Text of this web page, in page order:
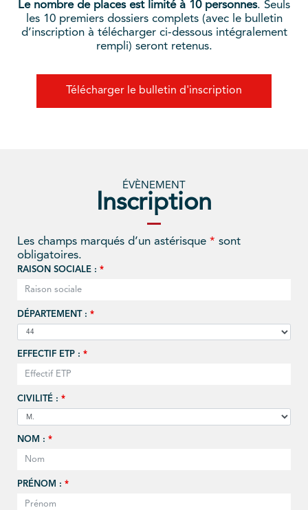
Le nombre de places est limité à 10 personnes. Seuls
les 10 premiers dossiers complets (avec le bulletin
d’inscription à télécharger ci-dessous intégralement
rempli) seront retenus.
Télécharger le bulletin d'inscription
ÉVÈNEMENT
Inscription
Les champs marqués d’un astérisque * sont
obligatoires.
RAISON SOCIALE : *
DÉPARTEMENT : *
EFFECTIF ETP : *
CIVILITÉ : *
NOM : *
PRÉNOM : *